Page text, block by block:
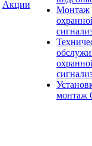
Акции
Монтаж
монтаж